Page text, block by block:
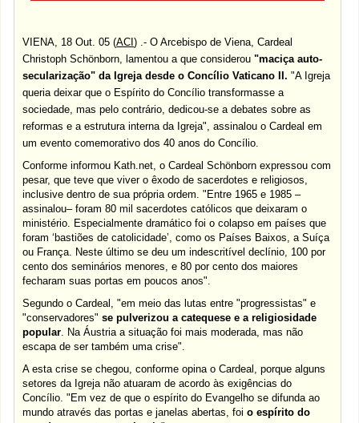
VIENA, 18 Out. 05 (ACI) .- O Arcebispo de Viena, Cardeal
Christoph Schönborn, lamentou a que considerou"maciça auto-
secularização" da Igrejadesde o Concílio Vaticano II. "A Igreja
queria deixar que o Espírito do Concílio transformasse a
sociedade, mas pelo contrário, dedicou-se a debates sobre as
reformas e a estrutura interna da Igreja", assinalou o Cardeal em
um evento comemorativo dos 40 anos do Concílio.
Conforme informou Kath.net, o Cardeal Schönborn expressou com
pesar, que teve que viver o êxodo de sacerdotes e religiosos,
inclusive dentro de sua própria ordem. "Entre 1965 e 1985 –
assinalou– foram 80 mil sacerdotes católicos que deixaram o
ministério. Especialmente dramático foi o colapso em países que
foram ‘bastiões de catolicidade’, como os Países Baixos, a Suíça
ou França. Neste último se deu um indescritível declínio, 100 por
cento dos seminários menores, e 80 por cento dos maiores
fecharam suas portas em poucos anos".
Segundo o Cardeal, "em meio das lutas entre "progressistas" e
"conservadores"se pulverizou a catequese e a religiosidade
popular. Na Áustria a situação foi mais moderada, mas não
escapa de ser também uma crise".
A esta crise se chegou, conforme opina o Cardeal, porque alguns
setores da Igreja não atuaram de acordo às exigências do
Concílio. "Em vez de que o espírito do Evangelho se difunda ao
mundo através das portas e janelas abertas, foio espírito do